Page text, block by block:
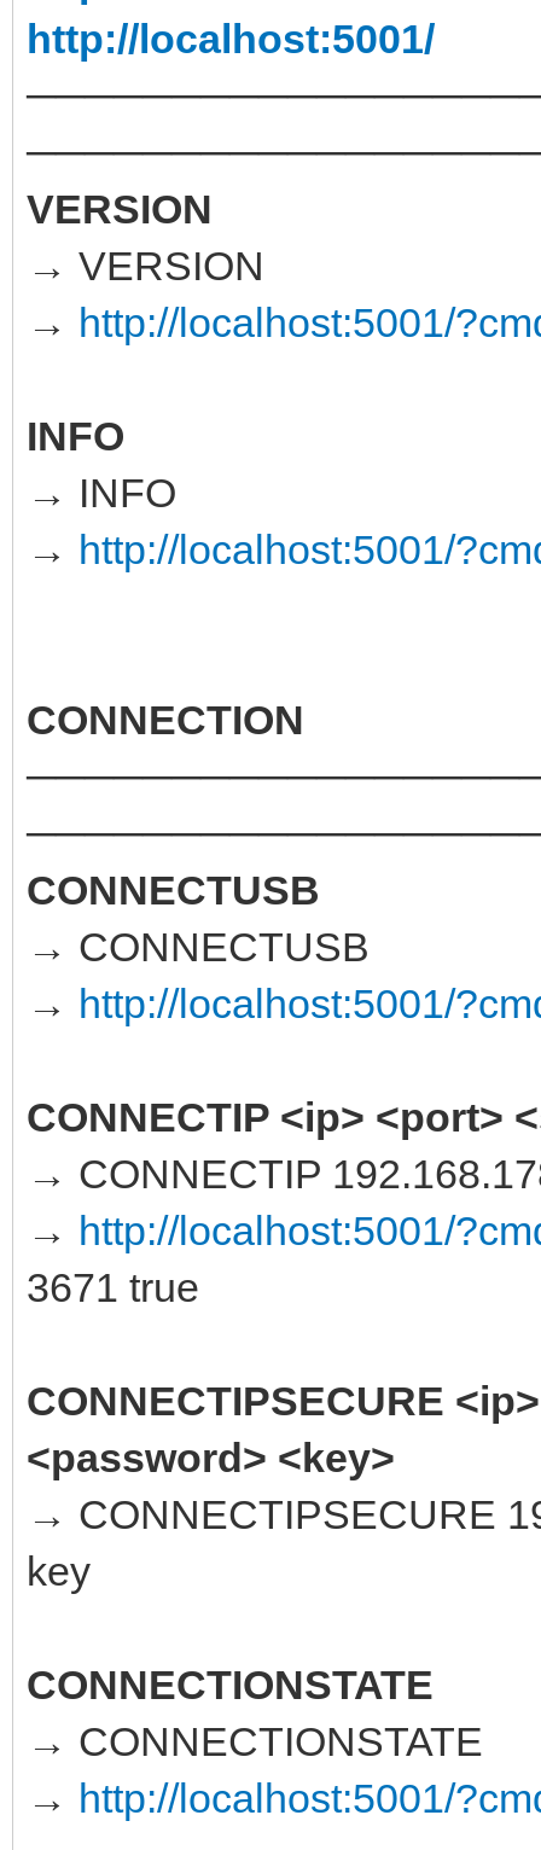
http://localhost:5001/
VERSION
→ VERSION
→ http://localhost:5001/
INFO
→ INFO
→ http://localhost:5001/
CONNECTION
CONNECTUSB
→ CONNECTUSB
→ http://localhost:5001/
CONNECTIP <ip> <port>
→ CONNECTIP
→ http://localhost:5001/
3671 true
CONNECTIPSECURE
<password> <key>
→ CONNECTIPSECURE
key
CONNECTIONSTATE
→ CONNECTIONSTATE
→ http://localhost:5001/